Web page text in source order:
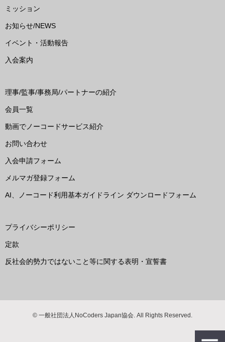
ミッション
お知らせ/NEWS
イベント・活動報告
入会案内
理事/監事/事務局/パートナーの紹介
会員一覧
動画でノーコードサービス紹介
お問い合わせ
入会申請フォーム
メルマガ登録フォーム
AI、ノーコード利用基本ガイドライン ダウンロードフォーム
プライバシーポリシー
定款
反社会的勢力ではないこと等に関する表明・宣誓書
© 一般社団法人NoCoders Japan協会. All Rights Reserved.